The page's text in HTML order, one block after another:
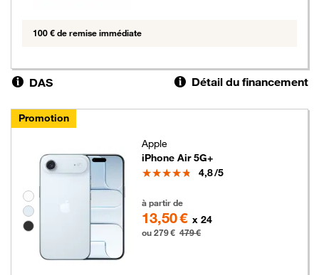
100 € de remise immédiate
DAS Détail du financement
Promotion
Groupe de couleurs disponibles non sélectionnables
Apple
iPhone Air 5G+
Note
4,8/5
à partir de
13,50 € x 24
ou 279 € 479 €